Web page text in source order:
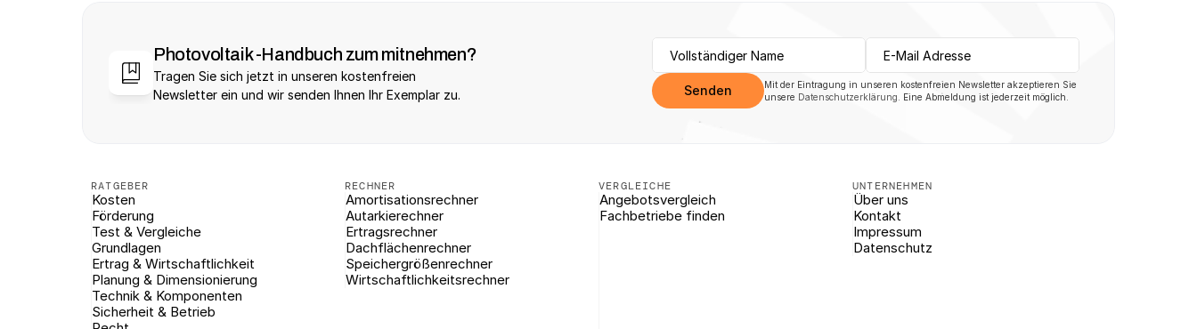
Photovoltaik -Handbuch zum mitnehmen?
Tragen Sie sich jetzt in unseren kostenfreien
Newsletter ein und wir senden Ihnen Ihr Exemplar zu.
Senden
Mit der Eintragung in unseren kostenfreien Newsletter akzeptieren Sie
unsere Datenschutzerklärung . Eine Abmeldung ist jederzeit möglich.
RATGEBER
Kosten
Förderung
Test & Vergleiche
Grundlagen
Ertrag & Wirtschaftlichkeit
Planung & Dimensionierung
Technik & Komponenten
Sicherheit & Betrieb
RECHNER
Amortisationsrechner
Autarkierechner
Ertragsrechner
Dachflächenrechner
Speichergrößenrechner
Wirtschaftlichkeitsrechner
VERGLEICHE
Angebotsvergleich
Fachbetriebe finden
UNTERNEHMEN
Über uns
Kontakt
Impressum
Datenschutz